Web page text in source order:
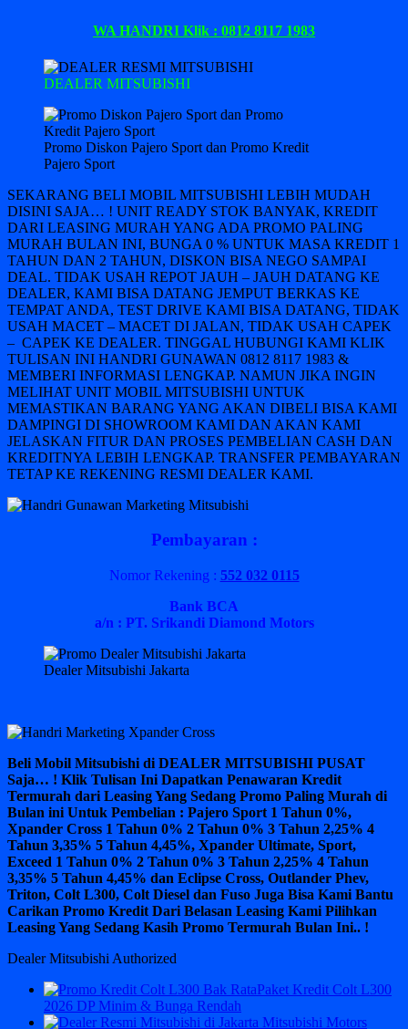
WA HANDRI Klik : 0812 8117 1983
DEALER MITSUBISHI
Promo Diskon Pajero Sport dan Promo Kredit
Pajero Sport
SEKARANG BELI MOBIL MITSUBISHI LEBIH MUDAH
DISINI SAJA… ! UNIT READY STOK BANYAK, KREDIT
DARI LEASING MURAH YANG ADA PROMO PALING
MURAH BULAN INI, BUNGA 0 % UNTUK MASA KREDIT 1
TAHUN DAN 2 TAHUN, DISKON BISA NEGO SAMPAI
DEAL. TIDAK USAH REPOT JAUH – JAUH DATANG KE
DEALER, KAMI BISA DATANG JEMPUT BERKAS KE
TEMPAT ANDA, TEST DRIVE KAMI BISA DATANG, TIDAK
USAH MACET – MACET DI JALAN, TIDAK USAH CAPEK
– CAPEK KE DEALER. TINGGAL HUBUNGI KAMI KLIK
TULISAN INI HANDRI GUNAWAN 0812 8117 1983 &
MEMBERI INFORMASI LENGKAP. NAMUN JIKA INGIN
MELIHAT UNIT MOBIL MITSUBISHI UNTUK
MEMASTIKAN BARANG YANG AKAN DIBELI BISA KAMI
DAMPINGI DI SHOWROOM KAMI DAN AKAN KAMI
JELASKAN FITUR DAN PROSES PEMBELIAN CASH DAN
KREDITNYA LEBIH LENGKAP. TRANSFER PEMBAYARAN
TETAP KE REKENING RESMI DEALER KAMI.
Pembayaran :
Nomor Rekening : 552 032 0115
Bank BCA
a/n : PT. Srikandi Diamond Motors
Dealer Mitsubishi Jakarta
Beli Mobil Mitsubishi di DEALER MITSUBISHI PUSAT
Saja… ! Klik Tulisan Ini Dapatkan Penawaran Kredit
Termurah dari Leasing Yang Sedang Promo Paling Murah di
Bulan ini Untuk Pembelian : Pajero Sport 1 Tahun 0%,
Xpander Cross 1 Tahun 0% 2 Tahun 0% 3 Tahun 2,25% 4
Tahun 3,35% 5 Tahun 4,45%, Xpander Ultimate, Sport,
Exceed 1 Tahun 0% 2 Tahun 0% 3 Tahun 2,25% 4 Tahun
3,35% 5 Tahun 4,45% dan Eclipse Cross, Outlander Phev,
Triton, Colt L300, Colt Diesel dan Fuso Juga Bisa Kami Bantu
Carikan Promo Kredit Dari Belasan Leasing Kami Pilihkan
Leasing Yang Sedang Kasih Promo Termurah Bulan Ini.. !
Dealer Mitsubishi Authorized
Paket Kredit Colt L300
2026 DP Minim & Bunga Rendah